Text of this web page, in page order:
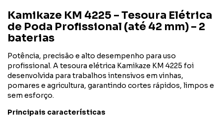
Kamikaze KM 4225 – Tesoura Elétrica
de Poda Profissional (até 42 mm) – 2
baterias
Potência, precisão e alto desempenho para uso
profissional. A tesoura elétrica Kamikaze KM 4225 foi
desenvolvida para trabalhos intensivos em vinhas,
pomares e agricultura, garantindo cortes rápidos, limpos e
sem esforço.
Principais características